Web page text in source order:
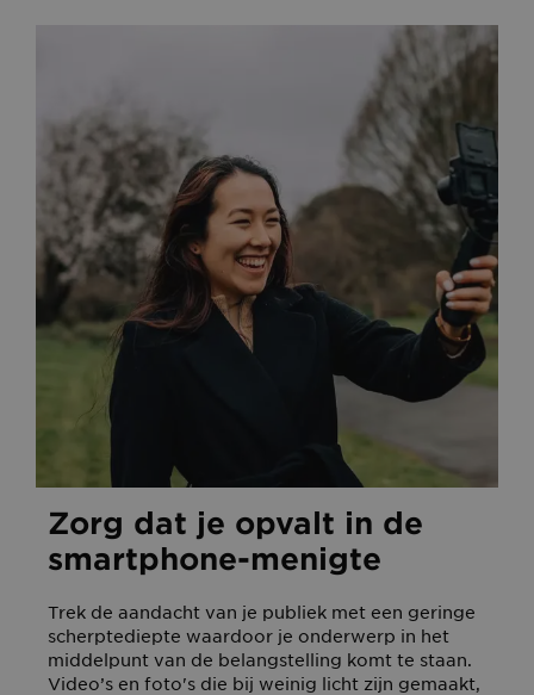
Zorg dat je opvalt in de
smartphone-menigte
Trek de aandacht van je publiek met een geringe
scherptediepte waardoor je onderwerp in het
middelpunt van de belangstelling komt te staan.
Video’s en foto's die bij weinig licht zijn gemaakt,